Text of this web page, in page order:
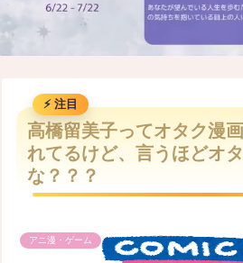
高橋留美子ってオタク漫
れてるけど、言うほどオ
な？？？
アニ漫・ゲーム